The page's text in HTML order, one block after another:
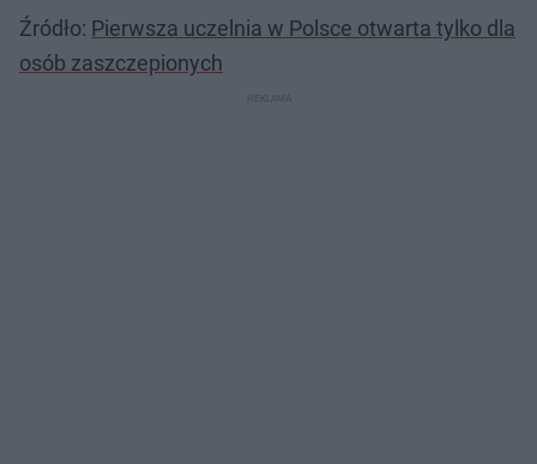
Źródło: Pierwsza uczelnia w Polsce otwarta tylko dla
osób zaszczepionych